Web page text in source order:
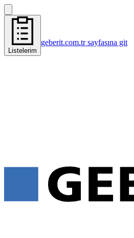
Listelerim
geberit.com.tr sayfasına git